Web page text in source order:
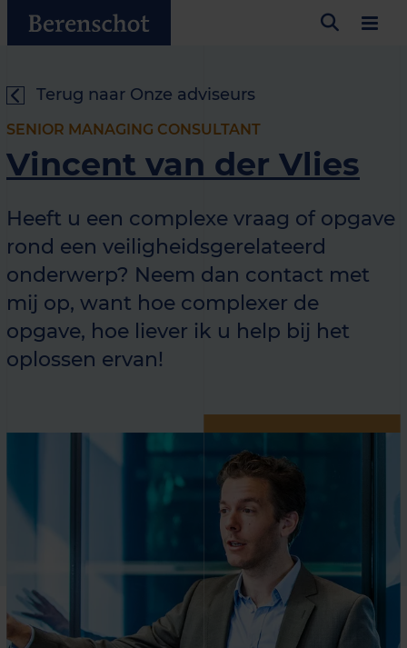
Terug naar Onze adviseurs
SENIOR MANAGING CONSULTANT
Vincent van der Vlies
Heeft u een complexe vraag of opgave
rond een veiligheidsgerelateerd
onderwerp? Neem dan contact met
mij op, want hoe complexer de
opgave, hoe liever ik u help bij het
oplossen ervan!